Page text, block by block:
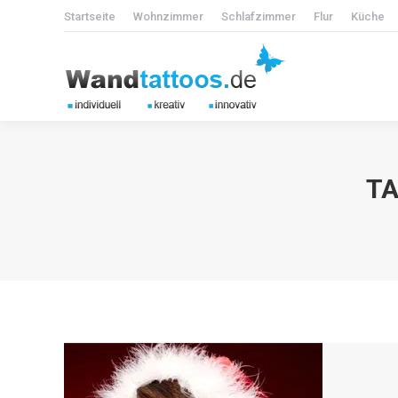
Startseite Wohnzimmer Schlafzimmer Flur Küche